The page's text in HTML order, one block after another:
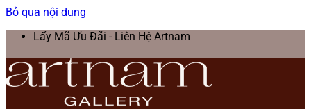
Bỏ qua nội dung
Lấy Mã Ưu Đãi - Liên Hệ Artnam